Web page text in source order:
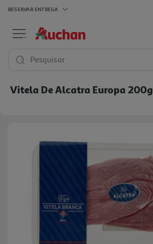
RESERVAR ENTREGA
Pesquisar
Vitela De Alcatra Europa 200g